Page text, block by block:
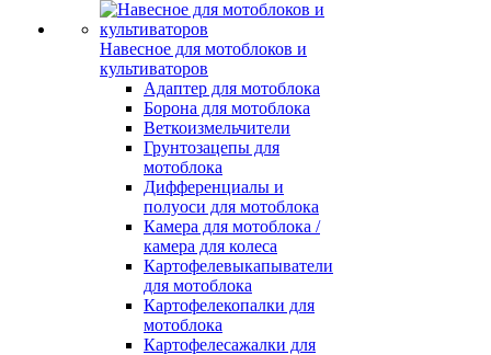
Навесное для мотоблоков и
культиваторов
Адаптер для мотоблока
Борона для мотоблока
Веткоизмельчители
Грунтозацепы для
мотоблока
Дифференциалы и
полуоси для мотоблока
Камера для мотоблока /
камера для колеса
Картофелевыкапыватели
для мотоблока
Картофелекопалки для
мотоблока
Картофелесажалки для